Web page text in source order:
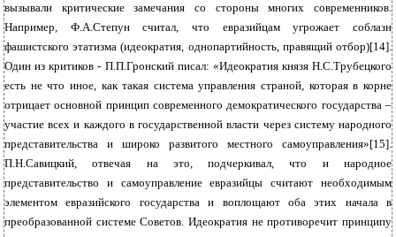
вызывали критические замечания со стороны многих современников.
Например, Ф.А.Степун считал, что евразийцам угрожает соблазн
фашистского этатизма (идеократия, однопартийность, правящий отбор)[14].
Один из критиков - П.П.Гронский писал: «Идеократия князя Н.С.Трубецкого
есть не что иное, как такая система управления страной, которая в корне
отрицает основной принцип современного демократического государства –
участие всех и каждого в государственной власти через систему народного
представительства и широко развитого местного самоуправления»[15].
П.Н.Савицкий, отвечая на это, подчеркивал, что и народное
представительство и самоуправление евразийцы считают необходимым
элементом евразийского государства и воплощают оба этих начала в
преобразованной системе Советов. Идеократия не противоречит принципу